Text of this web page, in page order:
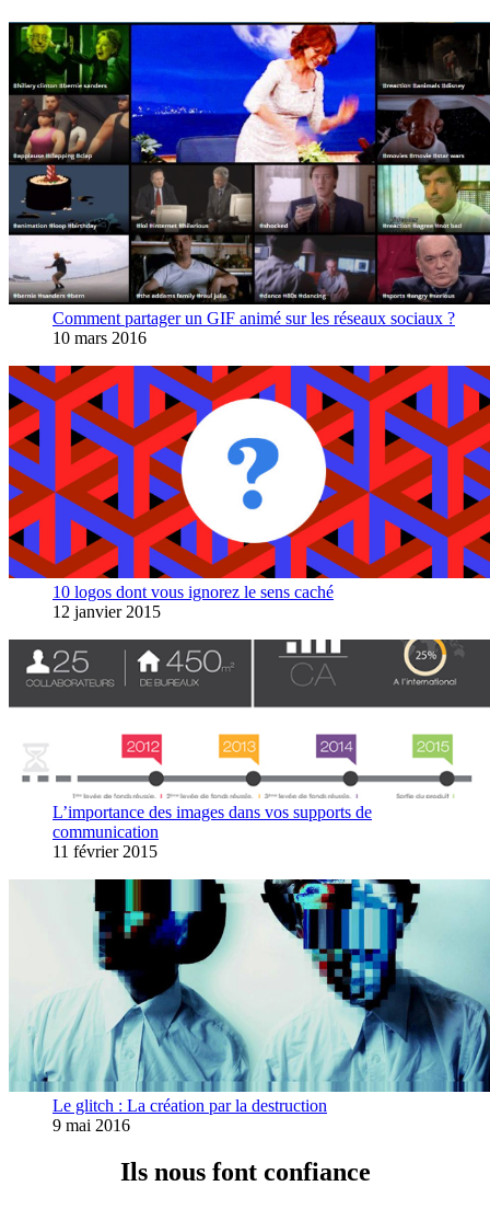
Comment partager un GIF animé sur les réseaux sociaux ?
10 mars 2016
10 logos dont vous ignorez le sens caché
12 janvier 2015
L’importance des images dans vos supports de
communication
11 février 2015
Le glitch : La création par la destruction
9 mai 2016
Ils nous font confiance